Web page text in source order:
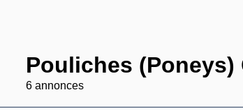
Pouliches (Poneys)
6 annonces